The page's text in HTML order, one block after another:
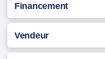
Financement
Vendeur